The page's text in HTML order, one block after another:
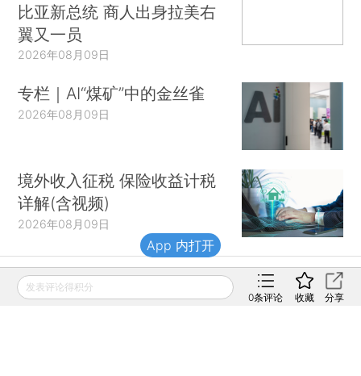
比亚新总统 商人出身拉美右
翼又一员
2026年08月09日
专栏｜AI“煤矿”中的金丝雀
2026年08月09日
境外收入征税 保险收益计税
详解(含视频)
2026年08月09日
财新移动
发表评论得积分
0条评论 收藏 分享
App 内打开